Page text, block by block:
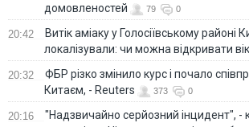
домовленостей
79 0
20:42
Витік аміаку у Голосіївському районі
локалізували: чи можна відкривати
20:32
ФБР різко змінило курс і почало
Китаєм, - Reuters
373 0
20:16
"Надзвичайно серйозний інцидент", -